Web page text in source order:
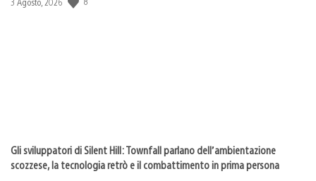
Gli sviluppatori di Silent Hill: Townfall parlano dell’ambientazione
scozzese, la tecnologia retrò e il combattimento in prima persona